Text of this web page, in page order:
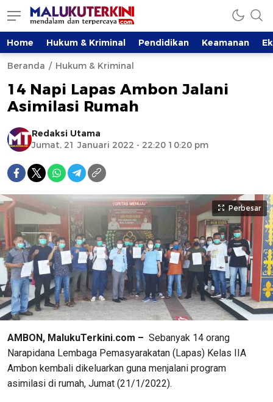
Home Hukum & Kriminal Pendidikan Keamanan
Beranda Hukum & Kriminal
14 Napi Lapas Ambon Jalani
Asimilasi Rumah
Redaksi Utama
Jumat, 21 Januari 2022 - 22:20 10:20 pm
Perbesar
AMBON, MalukuTerkini.com – Sebanyak 14 orang
Narapidana Lembaga Pemasyarakatan (Lapas) Kelas IIA
Ambon kembali dikeluarkan guna menjalani program
asimilasi di rumah, Jumat (21/1/2022).